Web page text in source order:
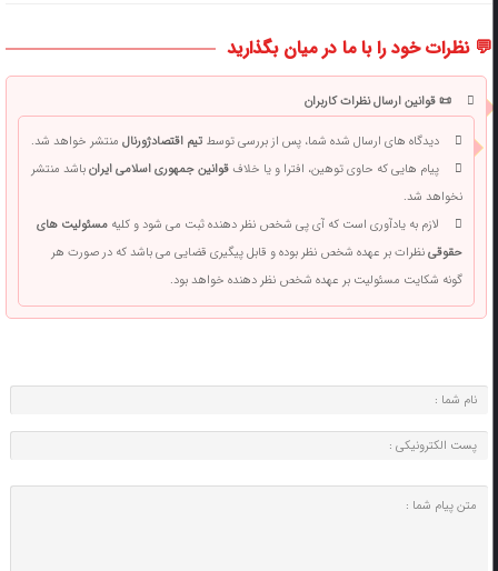
💬 نظرات خود را با ما در میان بگذارید
📜 قوانین ارسال نظرات کاربران
دیدگاه های ارسال شده شما، پس از بررسی توسطتیم اقتصادژورنالمنتشر خواهد شد.
پیام هایی که حاوی توهین، افترا و یا خلافقوانین جمهوری اسلامی ایرانباشد منتشر
نخواهد شد.
لازم به یادآوری است که آی پی شخص نظر دهنده ثبت می شود و کلیهمسئولیت های
حقوقینظرات بر عهده شخص نظر بوده و قابل پیگیری قضایی می باشد که در صورت هر
گونه شکایت مسئولیت بر عهده شخص نظر دهنده خواهد بود.